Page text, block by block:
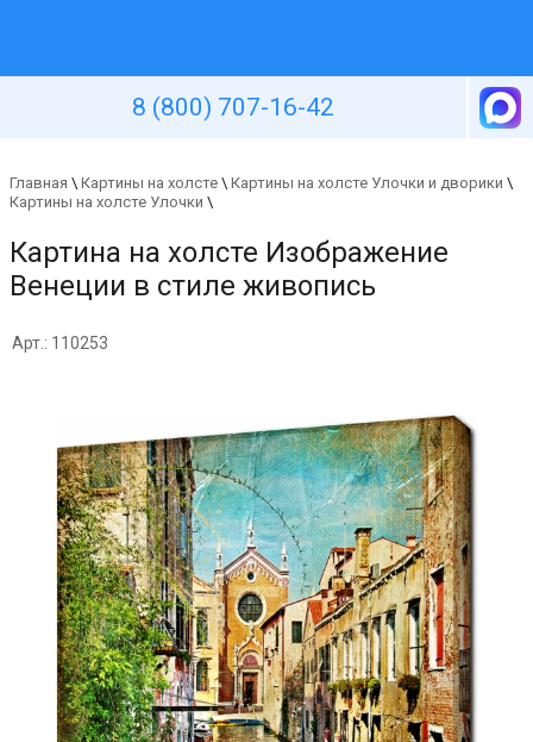
8 (800) 707-16-42
Главная \ Картины на холсте \ Картины на холсте Улочки и дворики \
Картины на холсте Улочки \
Картина на холсте Изображение
Венеции в стиле живопись
Арт.: 110253